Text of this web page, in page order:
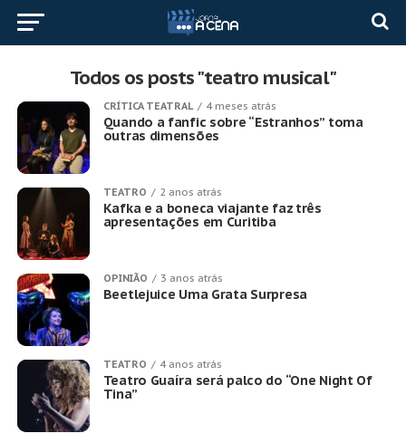
Todos os posts "teatro musical"
CRÍTICA TEATRAL 4 meses atrás
Quando a fanfic sobre “Estranhos” toma
outras dimensões
TEATRO 2 anos atrás
Kafka e a boneca viajante faz três
apresentações em Curitiba
OPINIÃO 3 anos atrás
Beetlejuice Uma Grata Surpresa
TEATRO 4 anos atrás
Teatro Guaíra será palco do “One Night Of
Tina”